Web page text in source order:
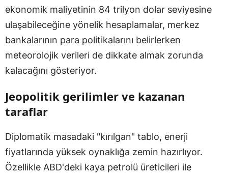
ekonomik maliyetinin 84 trilyon dolar seviyesine
ulaşabileceğine yönelik hesaplamalar, merkez
bankalarının para politikalarını belirlerken
meteorolojik verileri de dikkate almak zorunda
kalacağını gösteriyor.
Jeopolitik gerilimler ve kazanan
taraflar
Diplomatik masadaki "kırılgan" tablo, enerji
fiyatlarında yüksek oynaklığa zemin hazırlıyor.
Özellikle ABD'deki kaya petrolü üreticileri ile